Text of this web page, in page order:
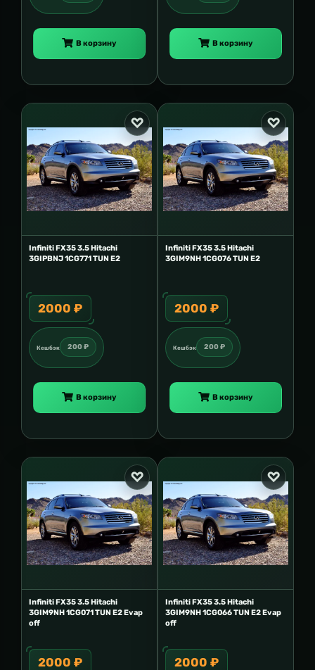
В корзину В корзину
Infiniti FX35 3.5 Hitachi
3GIPBNJ 1CG771 TUN E2
2000 ₽
Кешбэк 200 ₽
В корзину
Infiniti FX35 3.5 Hitachi
3GIM9NH 1CG076 TUN E2
2000 ₽
Кешбэк 200 ₽
В корзину
Infiniti FX35 3.5 Hitachi
3GIM9NH 1CG071 TUN E2 Evap
off
2000 ₽
Infiniti FX35 3.5 Hitachi
3GIM9NH 1CG066 TUN E2 Evap
off
2000 ₽